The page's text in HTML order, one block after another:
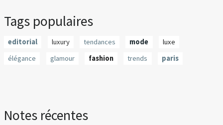
Tags populaires
editorial luxury tendances mode
luxe
élégance
glamour fashion trends paris
Notes récentes